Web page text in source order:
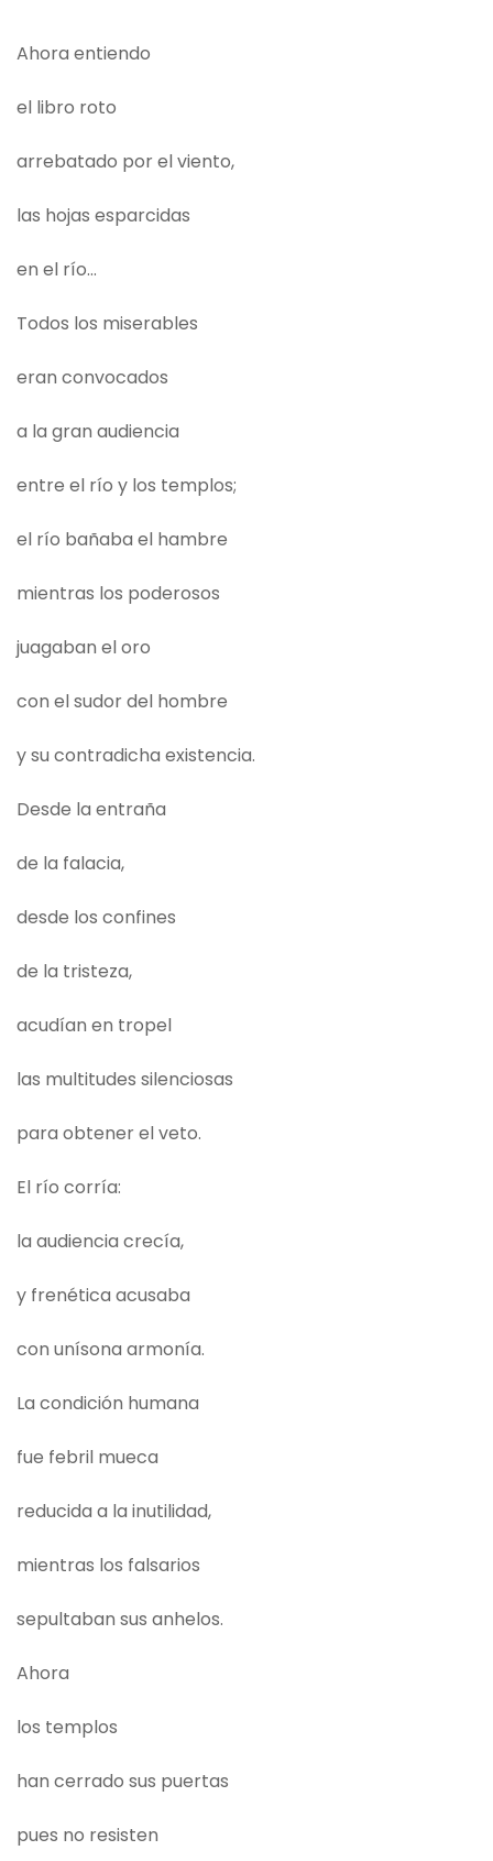
Ahora entiendo
el libro roto
arrebatado por el viento,
las hojas esparcidas
en el río...
Todos los miserables
eran convocados
a la gran audiencia
entre el río y los templos;
el río bañaba el hambre
mientras los poderosos
juagaban el oro
con el sudor del hombre
y su contradicha existencia.
Desde la entraña
de la falacia,
desde los confines
de la tristeza,
acudían en tropel
las multitudes silenciosas
para obtener el veto.
El río corría:
la audiencia crecía,
y frenética acusaba
con unísona armonía.
La condición humana
fue febril mueca
reducida a la inutilidad,
mientras los falsarios
sepultaban sus anhelos.
Ahora
los templos
han cerrado sus puertas
pues no resisten